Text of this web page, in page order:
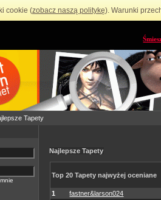
cookie (zobacz naszą politykę). Warunki
Tapety
Najlepsze Tapety
Top 20 Tapety najwyżej oceniane
1
fastner&larson024